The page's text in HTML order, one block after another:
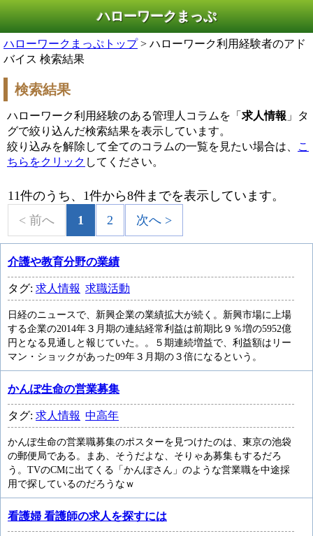
ハローワークまっぷ
ハローワークまっぷトップ> ハローワーク利用経験者のアド
バイス 検索結果
検索結果
ハローワーク利用経験のある管理人コラムを「 求人情報 」タ
グで絞り込んだ検索結果を表示しています。
絞り込みを解除して全てのコラムの一覧を見たい場合は、
こ
ちらをクリック してください。
11件のうち、1件から8件までを表示しています。
< 前へ
1 2 次へ >
介護や教育分野の業績
タグ: 求人情報 求職活動
日経のニュースで、新興企業の業績拡大が続く。新興市場に上場
する企業の2014年３月期の連結経常利益は前期比９％増の5952億
円となる見通しと報じていた。。５期連続増益で、利益額はリー
マン・ショックがあった09年３月期の３倍になるという。
かんぽ生命の営業募集
タグ: 求人情報 中高年
かんぽ生命の営業職募集のポスターを見つけたのは、東京の池袋
の郵便局である。まあ、そうだよな、そりゃあ募集もするだろ
う。TVのCMに出てくる「かんぽさん」のような営業職を中途採
用で探しているのだろうなｗ
看護婦 看護師の求人を探すには